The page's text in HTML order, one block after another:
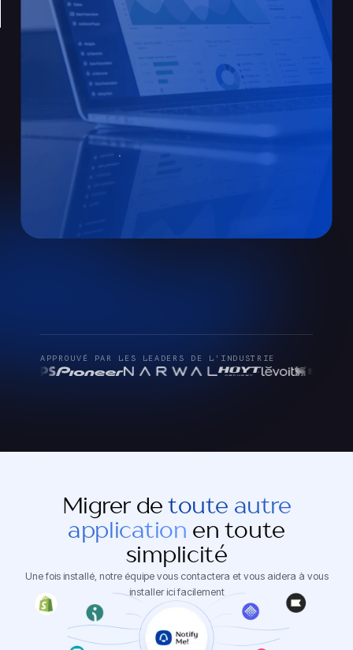
APPROUVÉ PAR LES LEADERS DE L'INDUSTRIE
Migrer detoute autre
application en toute
simplicité
Une fois installé, notre équipe vous contactera et vous aidera à vous
installer ici facilement